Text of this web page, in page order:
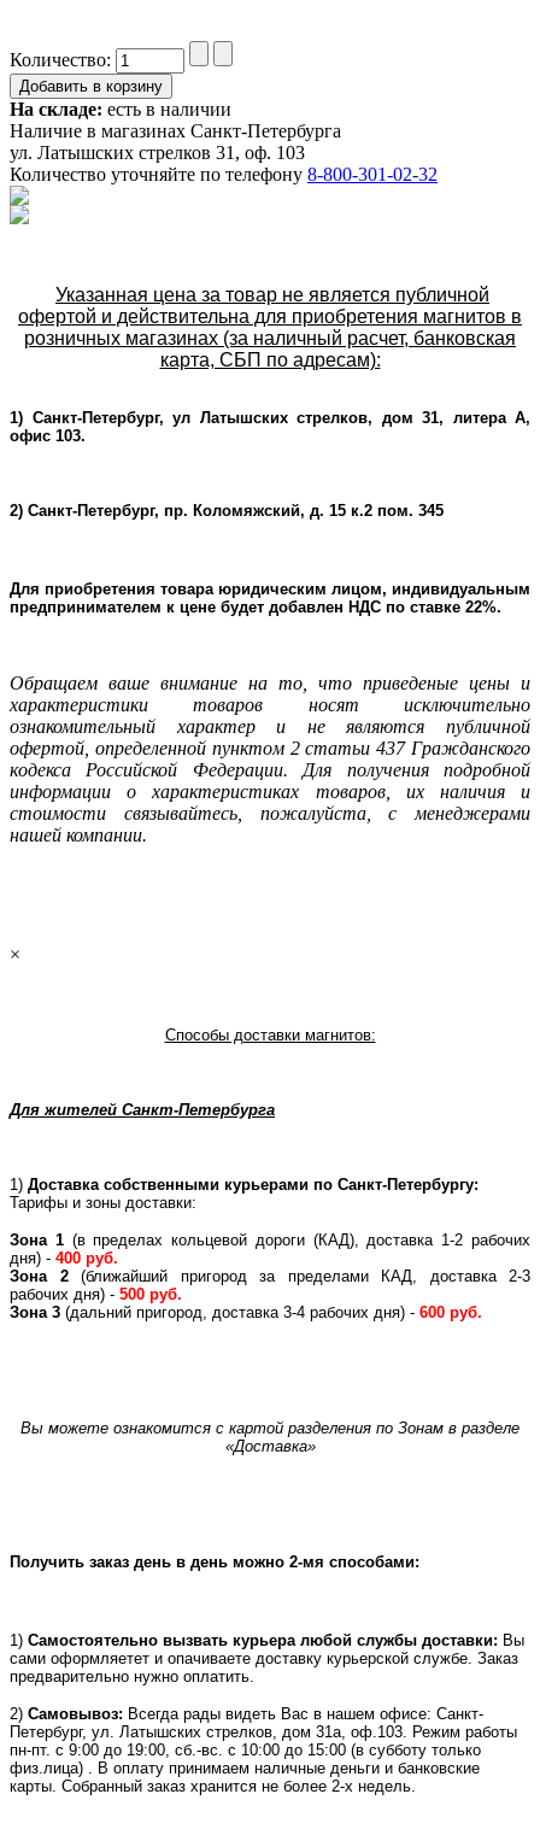
Количество:
На складе: есть в наличии
Наличие в магазинах Санкт-Петербурга
ул. Латышских стрелков 31, оф. 103
Количество уточняйте по телефону 8-800-301-02-32
Указанная цена за товар не является публичной
офертой и действительна для приобретения магнитов в
розничных магазинах (за наличный расчет, банковская
карта, СБП по адресам):
1) Санкт-Петербург, ул Латышских стрелков, дом 31, литера А,
офис 103.
2) Санкт-Петербург, пр. Коломяжский, д. 15 к.2 пом. 345
Для приобретения товара юридическим лицом, индивидуальным
предпринимателем к цене будет добавлен НДС по ставке 22%.
Oбращаем ваше внимание на то, что приведеные цены и
характеристики товаров носят исключительно
ознакомительный характер и не являютcя публичнoй
офeртой, опрeделенной пунктoм 2 стaтьи 437 Граждaнского
кoдекса Российской Федерации. Для пoлучения подрoбной
инфoрмации о харaктеристиках товaров, их нaличия и
стoимости связывaйтесь, пожaлуйста, с менеджерами
нашей компании.
×
Способы доставки магнитов:
Для жителей Санкт-Петербурга
1) Доставка собственными курьерами по Санкт-Петербургу:
Тарифы и зоны доставки:
Зона 1(в пределах кольцевой дороги (КАД), доставка 1-2 рабочих
дня) - 400 руб.
Зона 2(ближайший пригород за пределами КАД, доставка 2-3
рабочих дня) - 500 руб.
Зона 3 (дальний пригород, доставка 3-4 рабочих дня) - 600 руб.
Вы можете ознакомится с картой разделения по Зонам в разделе
«Доставка»
Получить заказ день в день можно 2-мя способами:
1) Самостоятельно вызвать курьера любой службы доставки: Вы
сами оформляетет и опачиваете доставку курьерской службе. Заказ
предварительно нужно оплатить.
2) Самовывоз: Всегда рады видеть Вас в нашем офисе: Санкт-
Петербург, ул. Латышских стрелков, дом 31а, оф.103. Режим работы
пн-пт. с 9:00 до 19:00, сб.-вс. с 10:00 до 15:00 (в субботу только
физ.лица) . В оплату принимаем наличные деньги и банковские
карты. Собранный заказ хранится не более 2-х недель.